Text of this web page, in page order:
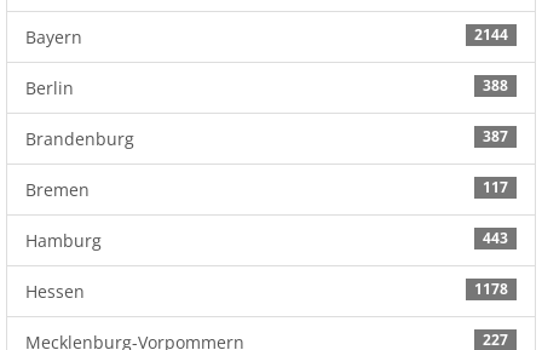
2144
Bayern
388
Berlin
387
Brandenburg
117
Bremen
443
Hamburg
1178
Hessen
227
Mecklenburg-Vorpommern